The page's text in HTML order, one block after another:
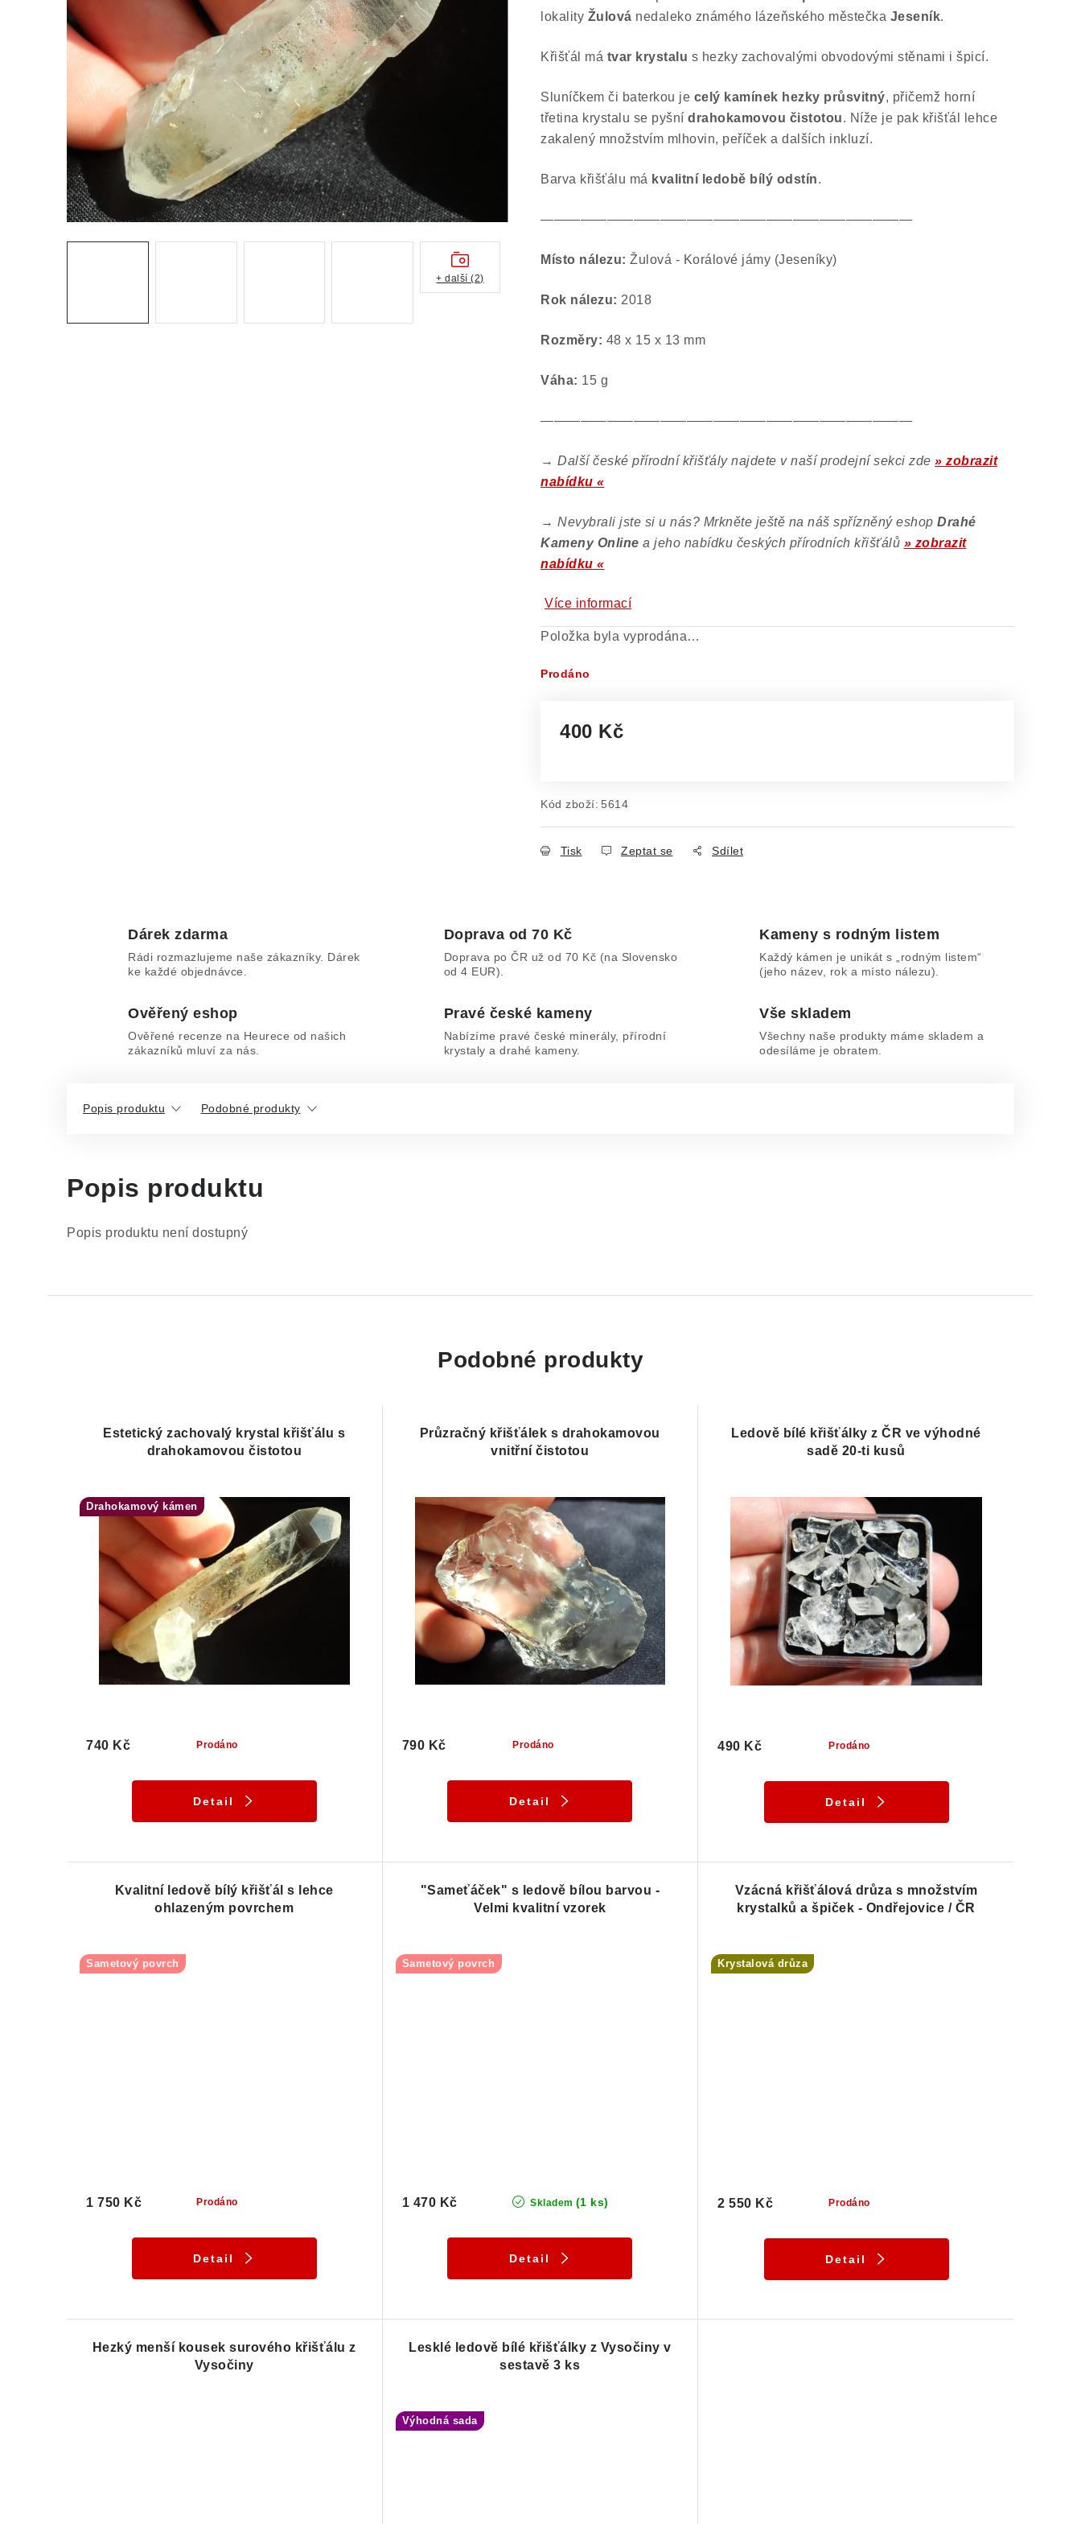
lokality Žulová nedaleko známého lázeňského městečka Jeseník.
Křišťál má tvar krystalu s hezky zachovalými obvodovými stěnami i špicí.
Sluníčkem či baterkou je celý kamínek hezky průsvitný, přičemž horní
třetina krystalu se pyšní drahokamovou čistotou. Níže je pak křišťál lehce
zakalený množstvím mlhovin, peříček a dalších inkluzí.
Barva křišťálu má kvalitní ledobě bílý odstín.
————————————————————————————
Místo nálezu: Žulová - Korálové jámy (Jeseníky)
Rok nálezu: 2018
Rozměry: 48 x 15 x 13 mm
Váha: 15 g
————————————————————————————
→ Další české přírodní křišťály najdete v naší prodejní sekci zde » zobrazit
nabídku «
→ Nevybrali jste si u nás? Mrkněte ještě na náš spřízněný eshop Drahé
Kameny Online a jeho nabídku českých přírodních křišťálů » zobrazit
nabídku «
Více informací
Položka byla vyprodána…
Prodáno
400 Kč
Kód zboží: 5614
Tisk Zeptat se Sdílet
+ další (2)
Dárek zdarma
Rádi rozmazlujeme naše zákazníky. Dárek
ke každé objednávce.
Doprava od 70 Kč
Doprava po ČR už od 70 Kč (na Slovensko
od 4 EUR).
Kameny s rodným listem
Každý kámen je unikát s „rodným listem“
(jeho název, rok a místo nálezu).
Ověřený eshop
Ověřené recenze na Heurece od našich
zákazníků mluví za nás.
Pravé české kameny
Nabízíme pravé české minerály, přírodní
krystaly a drahé kameny.
Vše skladem
Všechny naše produkty máme skladem a
odesíláme je obratem.
Popis produktu Podobné produkty
Popis produktu
Popis produktu není dostupný
Podobné produkty
Estetický zachovalý krystal křišťálu s
drahokamovou čistotou
Drahokamový kámen
Prodáno
740 Kč
Detail
Průzračný křišťálek s drahokamovou
vnitřní čistotou
Prodáno
790 Kč
Detail
Ledově bílé křišťálky z ČR ve výhodné
sadě 20-ti kusů
Prodáno
490 Kč
Detail
Kvalitní ledově bílý křišťál s lehce
ohlazeným povrchem
Sametový povrch
Prodáno
1 750 Kč
Detail
"Sameťáček" s ledově bílou barvou -
Velmi kvalitní vzorek
Sametový povrch
Skladem (1 ks)
1 470 Kč
Detail
Vzácná křišťálová drůza s množstvím
krystalků a špiček - Ondřejovice / ČR
Krystalová drůza
Prodáno
2 550 Kč
Detail
Hezký menší kousek surového křišťálu z
Vysočiny
Lesklé ledově bílé křišťálky z Vysočiny v
sestavě 3 ks
Výhodná sada